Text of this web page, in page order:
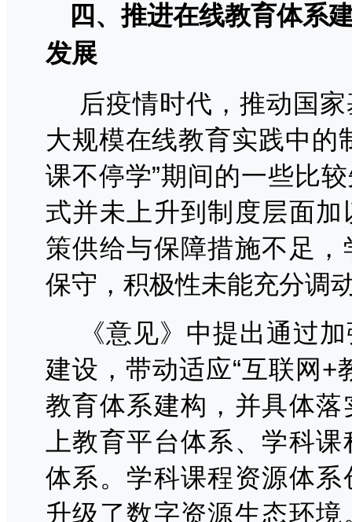
四、推进在线教育体系
发展
后疫情时代，推动国
大规模在线教育实践中的
课不停学”期间的一些比
式并未上升到制度层面
策供给与保障措施不足
保守，积极性未能充分调
《意见》中提出通过
建设，带动适应“互联网+
教育体系建构，并具体
上教育平台体系、学科
体系。学科课程资源体
升级了数字资源生态环